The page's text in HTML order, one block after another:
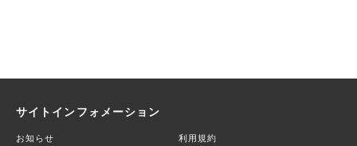
サイトインフォメーション
お知らせ 利用規約